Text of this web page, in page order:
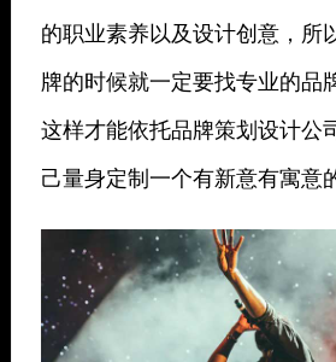
的职业素养以及设计创意，所
牌的时候就一定要找专业的品
这样才能依托品牌策划设计公
己量身定制一个有新意有寓意